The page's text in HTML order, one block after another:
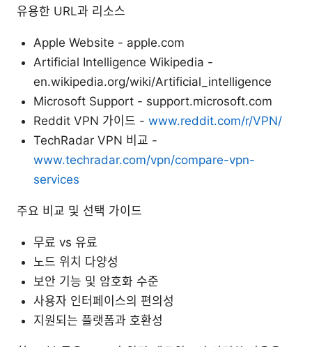
유용한 URL과 리소스
Apple Website - apple.com
Artificial Intelligence Wikipedia -
en.wikipedia.org/wiki/Artificial_intelligence
Microsoft Support - support.microsoft.com
Reddit VPN 가이드 - www.reddit.com/r/VPN/
TechRadar VPN 비교 -
www.techradar.com/vpn/compare-vpn-
services
주요 비교 및 선택 가이드
무료 vs 유료
노드 위치 다양성
보안 기능 및 암호화 수준
사용자 인터페이스의 편의성
지원되는 플랫폼과 호환성